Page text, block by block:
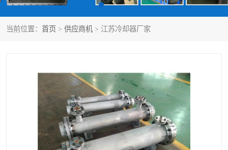
当前位置： 首页 > 供应商机 > 江苏冷却器厂家
热交换器